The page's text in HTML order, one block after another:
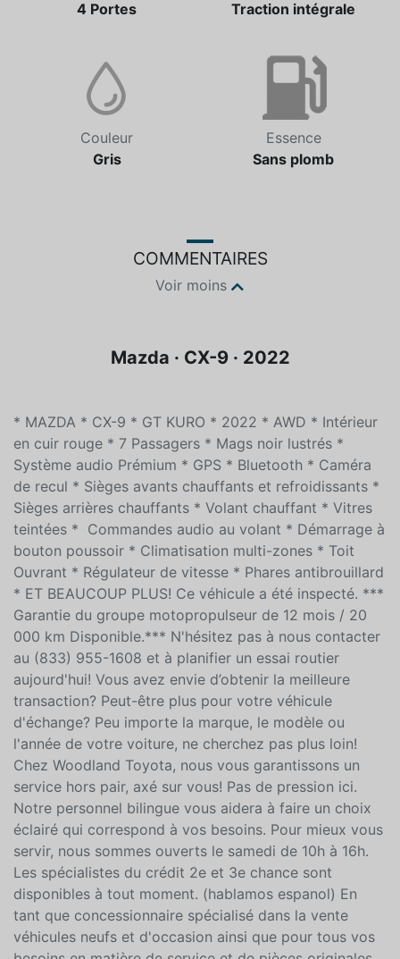
4 Portes
Traction intégrale
* MAZDA * CX-9 * GT KURO * 2022 * AWD * Intérieur
en cuir rouge * 7 Passagers * Mags noir lustrés *
Système audio Prémium * GPS * Bluetooth * Caméra
de recul * Sièges avants chauffants et refroidissants *
Sièges arrières chauffants * Volant chauffant * Vitres
teintées * Commandes audio au volant * Démarrage à
bouton poussoir * Climatisation multi-zones * Toit
Ouvrant * Régulateur de vitesse * Phares antibrouillard
* ET BEAUCOUP PLUS! Ce véhicule a été inspecté. ***
Garantie du groupe motopropulseur de 12 mois / 20
000 km Disponible.*** N'hésitez pas à nous contacter
au (833) 955-1608 et à planifier un essai routier
aujourd'hui! Vous avez envie d’obtenir la meilleure
transaction? Peut-être plus pour votre véhicule
d'échange? Peu importe la marque, le modèle ou
l'année de votre voiture, ne cherchez pas plus loin!
Chez Woodland Toyota, nous vous garantissons un
service hors pair, axé sur vous! Pas de pression ici.
Notre personnel bilingue vous aidera à faire un choix
éclairé qui correspond à vos besoins. Pour mieux vous
servir, nous sommes ouverts le samedi de 10h à 16h.
Les spécialistes du crédit 2e et 3e chance sont
disponibles à tout moment. (hablamos espanol) En